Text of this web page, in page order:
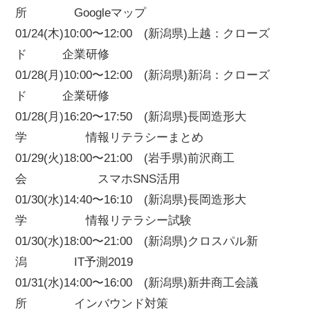
所 Googleマップ
01/24(木)10:00〜12:00 (新潟県)上越：クローズ
ド 企業研修
01/28(月)10:00〜12:00 (新潟県)新潟：クローズ
ド 企業研修
01/28(月)16:20〜17:50 (新潟県)長岡造形大
学 情報リテラシーまとめ
01/29(火)18:00〜21:00 (岩手県)前沢商工
会 スマホSNS活用
01/30(水)14:40〜16:10 (新潟県)長岡造形大
学 情報リテラシー試験
01/30(水)18:00〜21:00 (新潟県)クロスパル新
潟 IT予測2019
01/31(水)14:00〜16:00 (新潟県)新井商工会議
所 インバウンド対策